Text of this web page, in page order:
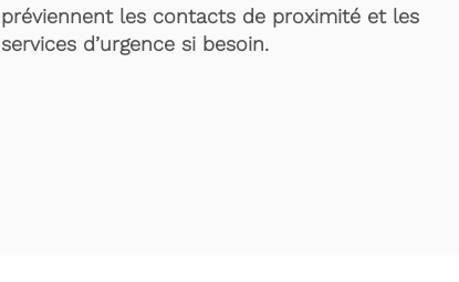
préviennent les contacts de proximité et les
services d’urgence si besoin.